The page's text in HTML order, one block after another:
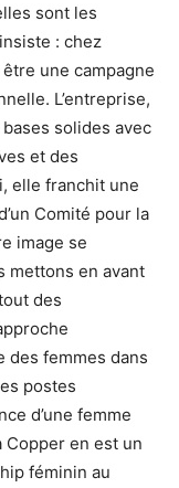
sont les
: chez
une campagne
L’entreprise,
solides avec
et des
elle franchit une
Comité pour la
image se
mettons en avant
des
des femmes dans
postes
d’une femme
Copper en est un
féminin au